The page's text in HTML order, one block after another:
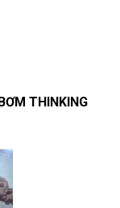
THINKING